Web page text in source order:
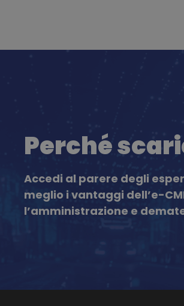
Perché
Accedi al parere degli
meglio i vantaggi dell’e-
l’amministrazione e